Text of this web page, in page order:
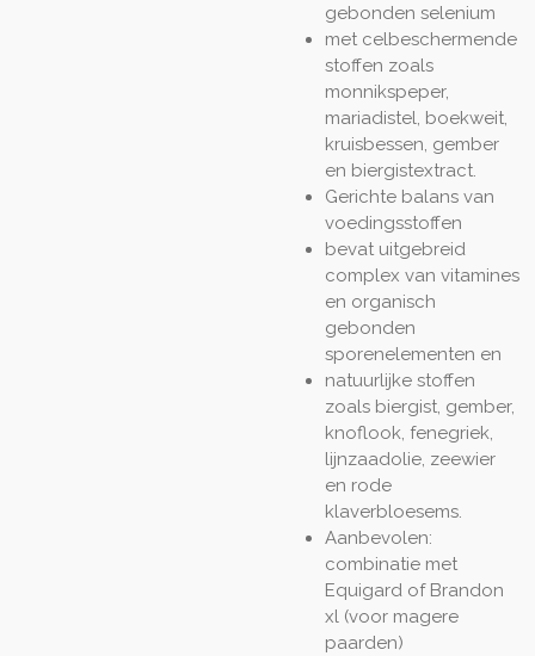
gebonden selenium
met celbeschermende
stoffen zoals
monnikspeper,
mariadistel, boekweit,
kruisbessen, gember
en biergistextract.
Gerichte balans van
voedingsstoffen
bevat uitgebreid
complex van vitamines
en organisch
gebonden
sporenelementen en
natuurlijke stoffen
zoals biergist, gember,
knoflook, fenegriek,
lijnzaadolie, zeewier
en rode
klaverbloesems.
Aanbevolen:
combinatie met
Equigard of Brandon
xl (voor magere
paarden)